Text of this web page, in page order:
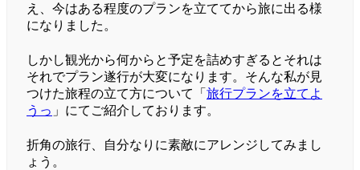
え、今はある程度のプランを立ててから旅に出る様
になりました。
しかし観光から何からと予定を詰めすぎるとそれは
それでプラン遂行が大変になります。そんな私が見
つけた旅程の立て方について「 旅行プランを立てよ
うっ 」にてご紹介しております。
折角の旅行、自分なりに素敵にアレンジしてみまし
ょう。